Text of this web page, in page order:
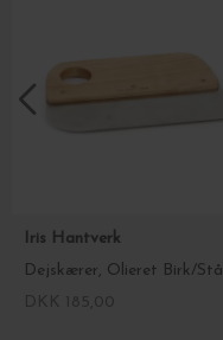
Iris Hantverk
Dejskærer, Olieret Birk/Stål